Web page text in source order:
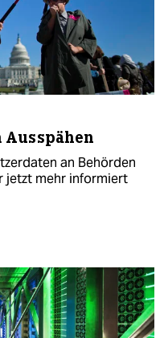
Ausspähen
an Behörden
jetzt mehr informiert